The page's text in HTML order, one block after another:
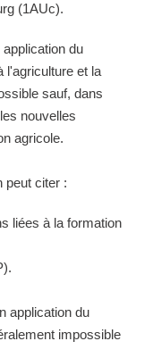
(1AUc).
application du
l'agriculture et la
sauf, dans
nouvelles
agricole.
peut citer :
liées à la formation
application du
impossible